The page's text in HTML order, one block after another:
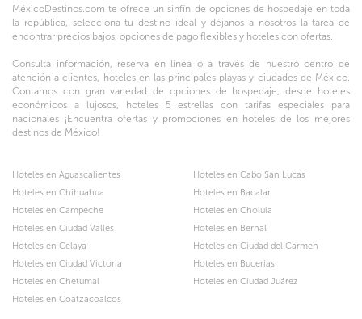
MéxicoDestinos.com te ofrece un sinfín de opciones de hospedaje en toda
la república, selecciona tu destino ideal y déjanos a nosotros la tarea de
encontrar precios bajos, opciones de pago flexibles y hoteles con ofertas.
Consulta información, reserva en línea o a través de nuestro centro de
atención a clientes, hoteles en las principales playas y ciudades de México.
Contamos con gran variedad de opciones de hospedaje, desde hoteles
económicos a lujosos, hoteles 5 estrellas con tarifas especiales para
nacionales ¡Encuentra ofertas y promociones en hoteles de los mejores
destinos de México!
Hoteles en Aguascalientes
Hoteles en Cabo San Lucas
Hoteles en Chihuahua
Hoteles en Bacalar
Hoteles en Campeche
Hoteles en Cholula
Hoteles en Ciudad Valles
Hoteles en Bernal
Hoteles en Celaya
Hoteles en Ciudad del Carmen
Hoteles en Ciudad Victoria
Hoteles en Bucerías
Hoteles en Chetumal
Hoteles en Ciudad Juárez
Hoteles en Coatzacoalcos